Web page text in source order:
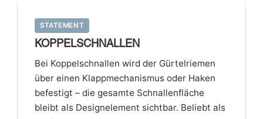
STATEMENT
KOPPELSCHNALLEN
Bei Koppelschnallen wird der Gürtelriemen
über einen Klappmechanismus oder Haken
befestigt – die gesamte Schnallenfläche
bleibt als Designelement sichtbar. Beliebt als